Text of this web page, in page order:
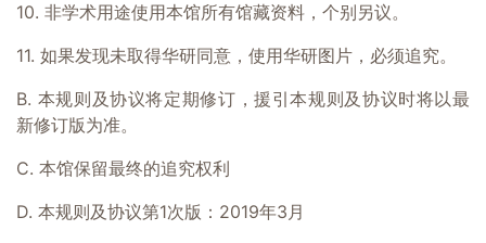
10. 非学术用途使用本馆所有馆藏资料，个别另议。
11. 如果发现未取得华研同意，使用华研图片，必须追究。
B. 本规则及协议将定期修订，援引本规则及协议时将以最
新修订版为准。
C. 本馆保留最终的追究权利
D. 本规则及协议第1次版：2019年3月